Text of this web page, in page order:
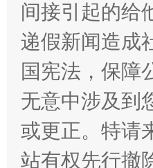
揭开“小金库”的免
间接引起的给
递假新闻造成
国宪法，保障
无意中涉及到
或更正。特请
站有权先行撤